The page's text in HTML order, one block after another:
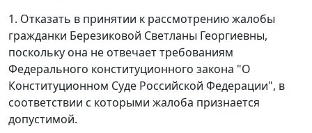
1. Отказать в принятии к рассмотрению жалобы
гражданки Березиковой Светланы Георгиевны,
поскольку она не отвечает требованиям
Федерального конституционного закона "О
Конституционном Суде Российской Федерации", в
соответствии с которыми жалоба признается
допустимой.